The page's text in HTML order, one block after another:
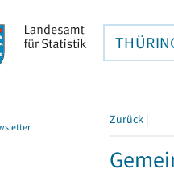
Zurück |